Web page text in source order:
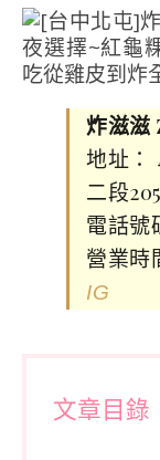
炸滋滋
地址：
二段
電話號
營業時
IG
文章目錄